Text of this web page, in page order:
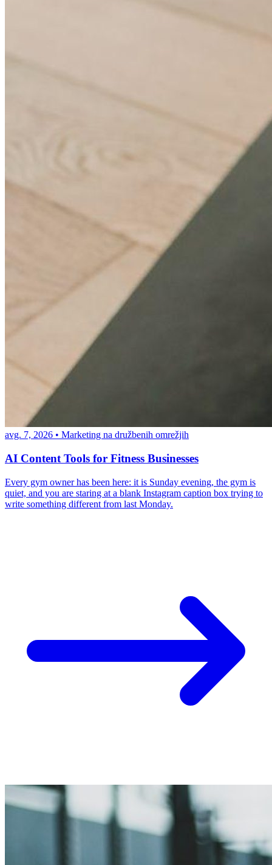
avg. 7, 2026 • Marketing na družbenih omrežjih
AI Content Tools for Fitness Businesses
Every gym owner has been here: it is Sunday evening, the gym is
quiet, and you are staring at a blank Instagram caption box trying to
write something different from last Monday.